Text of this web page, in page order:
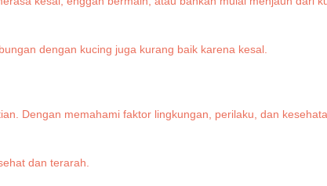
Dengan memahami faktor lingkungan, perilaku, dan
dan terarah.